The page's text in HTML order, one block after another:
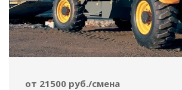
от 21500 руб./смена